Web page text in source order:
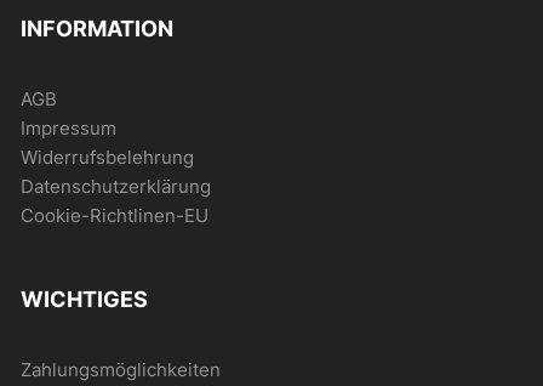
INFORMATION
AGB
Impressum
Widerrufsbelehrung
Datenschutzerklärung
Cookie-Richtlinen-EU
WICHTIGES
Zahlungsmöglichkeiten